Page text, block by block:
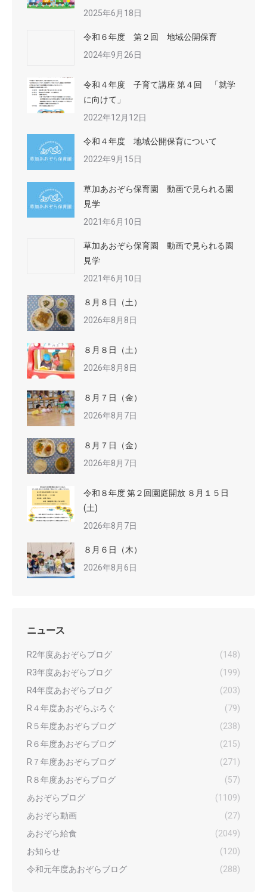
2025年6月18日
令和６年度 第２回 地域公開保育
2024年9月26日
令和４年度 子育て講座 第４回 「就学
に向けて」
2022年12月12日
令和４年度 地域公開保育について
2022年9月15日
草加あおぞら保育園 動画で見られる園
見学
2021年6月10日
草加あおぞら保育園 動画で見られる園
見学
2021年6月10日
８月８日（土）
2026年8月8日
８月８日（土）
2026年8月8日
８月７日（金）
2026年8月7日
８月７日（金）
2026年8月7日
令和８年度 第２回園庭開放 ８月１５日
(土)
2026年8月7日
８月６日（木）
2026年8月6日
ニュース
R2年度あおぞらブログ
(148)
R3年度あおぞらブログ
(199)
R4年度あおぞらブログ
(203)
R４年度あおぞらぶろぐ
(79)
R５年度あおぞらブログ
(238)
R６年度あおぞらブログ
(215)
R７年度あおぞらブログ
(271)
R８年度あおぞらブログ
(57)
あおぞらブログ
(1109)
あおぞら動画
(27)
あおぞら給食
(2049)
お知らせ
(120)
令和元年度あおぞらブログ
(288)